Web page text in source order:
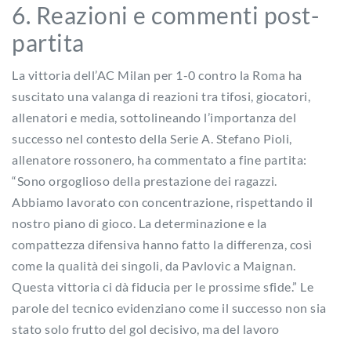
6. Reazioni e commenti post-
partita
La vittoria dell’AC Milan per 1-0 contro la Roma ha
suscitato una valanga di reazioni tra tifosi, giocatori,
allenatori e media, sottolineando l’importanza del
successo nel contesto della Serie A. Stefano Pioli,
allenatore rossonero, ha commentato a fine partita:
“Sono orgoglioso della prestazione dei ragazzi.
Abbiamo lavorato con concentrazione, rispettando il
nostro piano di gioco. La determinazione e la
compattezza difensiva hanno fatto la differenza, così
come la qualità dei singoli, da Pavlovic a Maignan.
Questa vittoria ci dà fiducia per le prossime sfide.” Le
parole del tecnico evidenziano come il successo non sia
stato solo frutto del gol decisivo, ma del lavoro